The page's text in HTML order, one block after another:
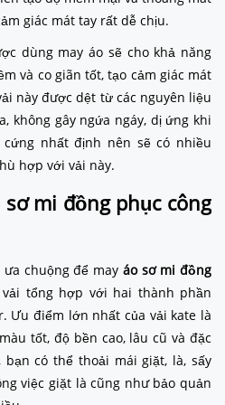
giác mát tay rất dễ chịu.
dùng may áo sẽ cho khả năng
và co giãn tốt, tạo cảm giác mát
này được dệt từ các nguyên liệu
không gây ngứa ngáy, dị ứng khi
nhất định nên sẽ có nhiều
hợp với vải này.
sơ mi đồng phục công
chuộng để may áo sơ mi đồng
tổng hợp với hai thành phần
Ưu điểm lớn nhất của vải kate là
tốt, độ bền cao, lâu cũ và đặc
có thể thoải mái giặt, là, sấy
việc giặt là cũng như bảo quản